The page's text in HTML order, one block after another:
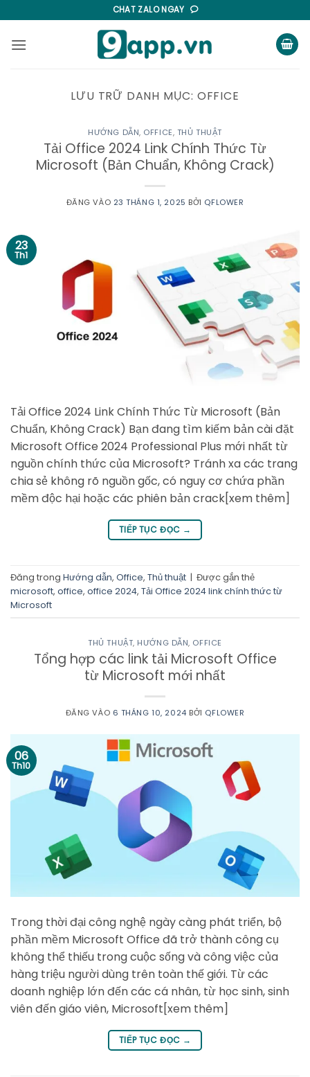
qua
nội
CHAT ZALO NGAY
LƯU TRỮ DANH MỤC: OFFICE
HƯỚNG DẪN, OFFICE, THỦ THUẬT
Tải Office 2024 Link Chính Thức Từ
Microsoft (Bản Chuẩn, Không Crack)
ĐĂNG VÀO 23 THÁNG 1, 2025 BỞI QFLOWER
23
Th1
Tải Office 2024 Link Chính Thức Từ Microsoft (Bản
Chuẩn, Không Crack) Bạn đang tìm kiếm bản cài đặt
Microsoft Office 2024 Professional Plus mới nhất từ
nguồn chính thức của Microsoft? Tránh xa các trang
chia sẻ không rõ nguồn gốc, có nguy cơ chứa phần
mềm độc hại hoặc các phiên bản crack[xem thêm]
TIẾP TỤC ĐỌC →
Đăng trong Hướng dẫn, Office, Thủ thuật | Được gắn thẻ
microsoft, office, office 2024, Tải Office 2024 link chính thức từ
Microsoft
THỦ THUẬT, HƯỚNG DẪN, OFFICE
Tổng hợp các link tải Microsoft Office
từ Microsoft mới nhất
ĐĂNG VÀO 6 THÁNG 10, 2024 BỞI QFLOWER
06
Th10
Trong thời đại công nghệ ngày càng phát triển, bộ
phần mềm Microsoft Office đã trở thành công cụ
không thể thiếu trong cuộc sống và công việc của
hàng triệu người dùng trên toàn thế giới. Từ các
doanh nghiệp lớn đến các cá nhân, từ học sinh, sinh
viên đến giáo viên, Microsoft[xem thêm]
TIẾP TỤC ĐỌC →